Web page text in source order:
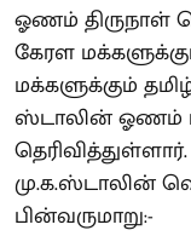
ஓணம் திருநாள்
கேரள
மக்களுக்கும்
ஸ்டாலின் ஓணம்
மு.க.ஸ்டாலின்
பின்வருமாறு:-